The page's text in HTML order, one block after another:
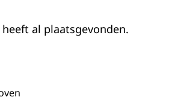
al plaatsgevonden.